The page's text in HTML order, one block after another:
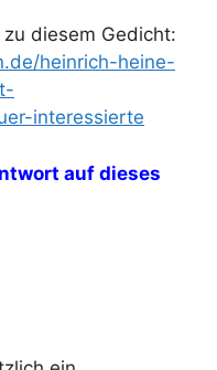
diesem Gedicht:
heinrich-heine-
interessierte
auf dieses